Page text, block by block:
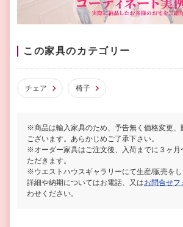
この家具のカテゴリー
チェア 椅子
※商品は輸入家具のため、予告無く価格変更、
ございます。あらかじめご了承下さい。
※オーダー家具はご注文後、入荷までに３ヶ月
ただきます。
※ウエストハウスギャラリーにて生産/販売を
詳細や納期についてはお電話、又はお問合せフ
わせください。